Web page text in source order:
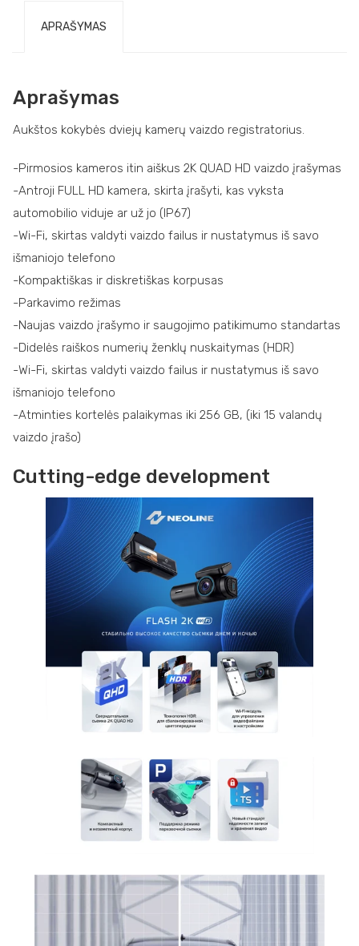
APRAŠYMAS
Aprašymas
Aukštos kokybės dviejų kamerų vaizdo registratorius.
-Pirmosios kameros itin aiškus 2K QUAD HD vaizdo įrašymas
-Antroji FULL HD kamera, skirta įrašyti, kas vyksta
automobilio viduje ar už jo (IP67)
-Wi-Fi, skirtas valdyti vaizdo failus ir nustatymus iš savo
išmaniojo telefono
-Kompaktiškas ir diskretiškas korpusas
-Parkavimo režimas
-Naujas vaizdo įrašymo ir saugojimo patikimumo standartas
-Didelės raiškos numerių ženklų nuskaitymas (HDR)
-Wi-Fi, skirtas valdyti vaizdo failus ir nustatymus iš savo
išmaniojo telefono
-Atminties kortelės palaikymas iki 256 GB, (iki 15 valandų
vaizdo įrašo)
Cutting-edge development